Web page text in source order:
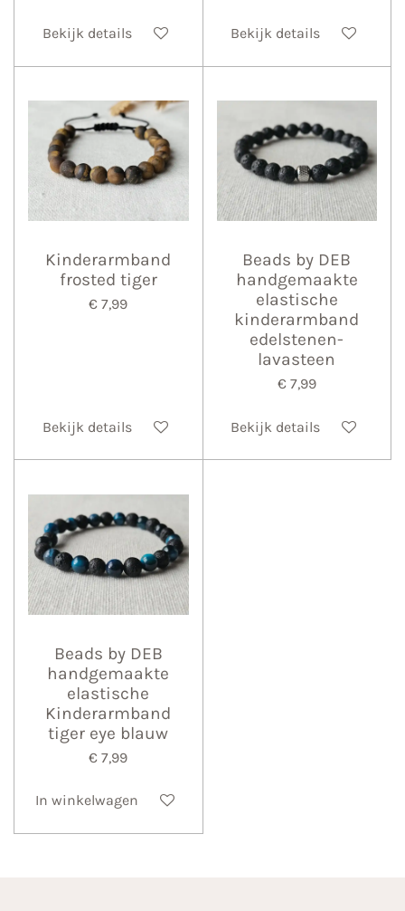
Bekijk details Bekijk details
Kinderarmband
frosted tiger
€ 7,99
Bekijk details
Beads by DEB
handgemaakte
elastische
kinderarmband
edelstenen-
lavasteen
€ 7,99
Bekijk details
Beads by DEB
handgemaakte
elastische
Kinderarmband
tiger eye blauw
€ 7,99
In winkelwagen